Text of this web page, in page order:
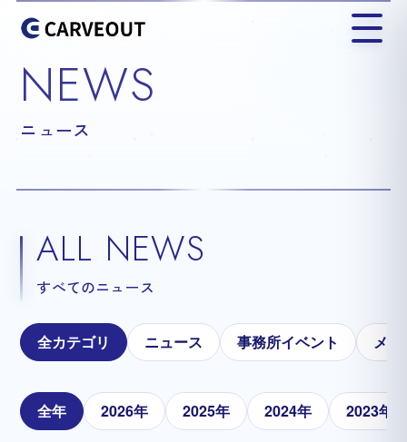
NEWS
ニュース
ALL NEWS
すべてのニュース
全カテゴリ ニュース 事務所イベント メ
全年 2026年 2025年 2024年 2023年